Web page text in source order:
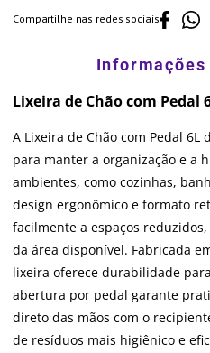
Compartilhe nas redes sociais
Lixeira de Chão com Pedal
A Lixeira de Chão com Pedal
para manter a organização e a
ambientes, como cozinhas,
design ergonômico e formato
facilmente a espaços
da área disponível. Fabricada
lixeira oferece durabilidade
abertura por pedal garante
direto das mãos com o
de resíduos mais higiênico e